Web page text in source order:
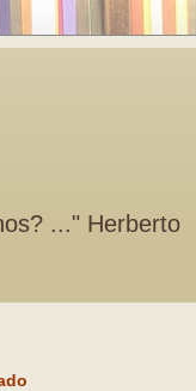
..." Herberto